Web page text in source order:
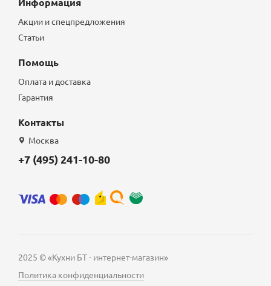
Акции и спецпредложения
Статьи
Помощь
Оплата и доставка
Гарантия
Контакты
Москва
+7 (495) 241-10-80
2025 © «Кухни БТ - интернет-магазин»
Политика конфиденциальности